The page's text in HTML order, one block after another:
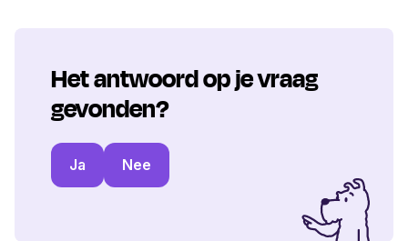
Het antwoord op je vraag
gevonden?
Ja Nee